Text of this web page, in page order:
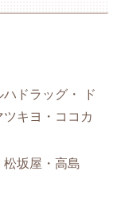
ドラッグ・ ド
キヨ・ココカ
坂屋・高島